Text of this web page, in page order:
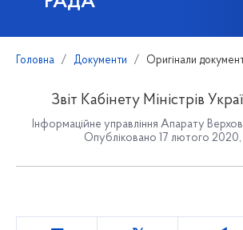
Головна Документи Оригінали
Звіт Кабінету Міністрів
Інформаційне управління Апарату
Опубліковано 17 лютого 2020,